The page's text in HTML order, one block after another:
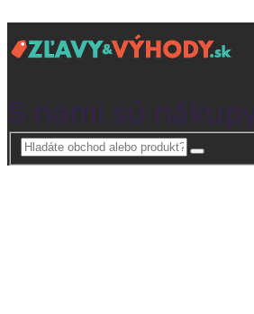
S nami sú